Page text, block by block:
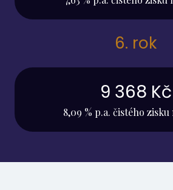
6. rok
9 368 Kč
8,09 % p.a. čistého zisku